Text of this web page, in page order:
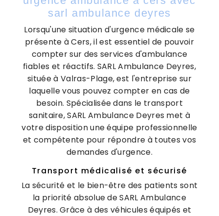
sarl ambulance deyres
Lorsqu'une situation d'urgence médicale se
présente à Cers, il est essentiel de pouvoir
compter sur des services d'ambulance
fiables et réactifs. SARL Ambulance Deyres,
située à Valras-Plage, est l'entreprise sur
laquelle vous pouvez compter en cas de
besoin. Spécialisée dans le transport
sanitaire, SARL Ambulance Deyres met à
votre disposition une équipe professionnelle
et compétente pour répondre à toutes vos
demandes d'urgence.
Transport médicalisé et sécurisé
La sécurité et le bien-être des patients sont
la priorité absolue de SARL Ambulance
Deyres. Grâce à des véhicules équipés et